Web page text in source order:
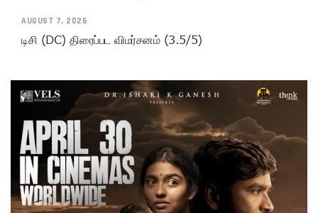
AUGUST 7, 2026
டிசி (DC) திரைப்பட விமர்சனம் (3.5/5)